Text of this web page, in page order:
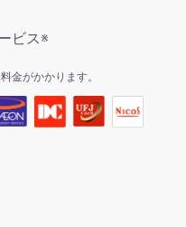
ビス※
金がかかります。